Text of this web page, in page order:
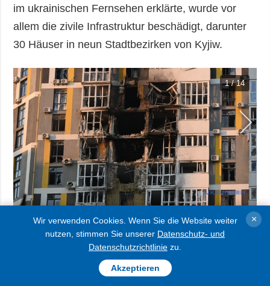
im ukrainischen Fernsehen erklärte, wurde vor
allem die zivile Infrastruktur beschädigt, darunter
30 Häuser in neun Stadtbezirken von Kyjiw.
1 / 14
„Der Feind trifft die Häuser der Einwohner von
Kyjiw, die Häuser der Zivilbevölkerung, und sie
leidet am meisten. Zum jetzigen Stand gibt es
Wir verwenden Cookies. Wenn Sie die Website weiter
nutzen, stimmen Sie unserer Datenschutz- und
Datenschutzrichtlinie zu.
Akzeptieren
×